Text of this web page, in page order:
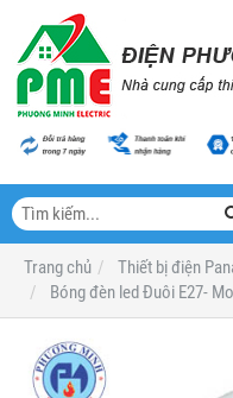
Trang chủ
Thiết bị điện
Bóng đèn led Đuôi E27-